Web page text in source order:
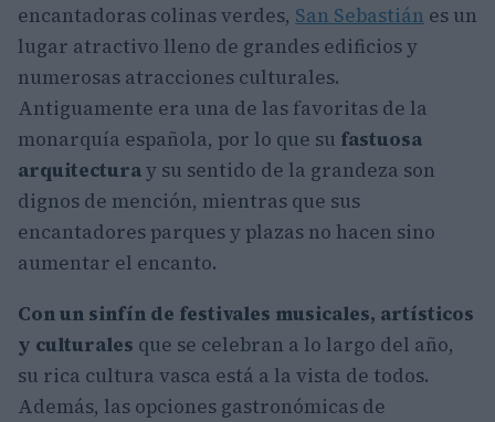
encantadoras colinas verdes, San Sebastián es un
lugar atractivo lleno de grandes edificios y
numerosas atracciones culturales.
Antiguamente era una de las favoritas de la
monarquía española, por lo que su fastuosa
arquitecturay su sentido de la grandeza son
dignos de mención, mientras que sus
encantadores parques y plazas no hacen sino
aumentar el encanto.
Con un sinfín de festivales musicales, artísticos
y culturales que se celebran a lo largo del año,
su rica cultura vasca está a la vista de todos.
Además, las opciones gastronómicas de